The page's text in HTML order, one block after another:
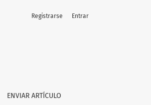
ENVIAR ARTÍCULO
Registrarse Entrar